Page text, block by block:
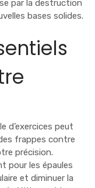
par la destruction
bases solides.
d’exercices peut
frappes contre
précision.
pour les épaules
et diminuer la